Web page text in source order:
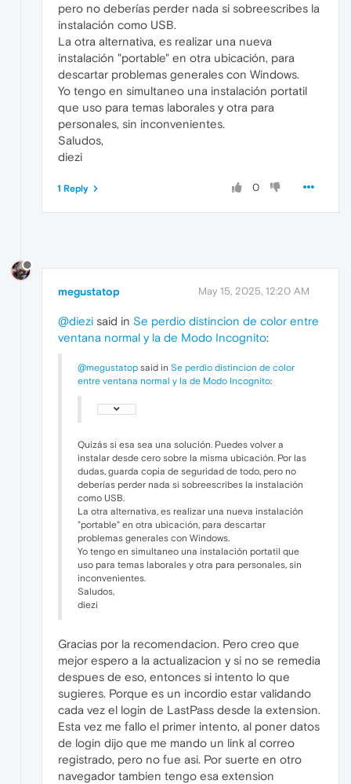
pero no deberías perder nada si sobreescribes la
instalación como USB.
La otra alternativa, es realizar una nueva
instalación "portable" en otra ubicación, para
descartar problemas generales con Windows.
Yo tengo en simultaneo una instalación portatil
que uso para temas laborales y otra para
personales, sin inconvenientes.
Saludos,
diezi
0
1 Reply
megustatop May 15, 2025, 12:20 AM
@diezi said in Se perdio distincion de color entre
ventana normal y la de Modo Incognito:
@megustatop said in Se perdio distincion de color
entre ventana normal y la de Modo Incognito:
Quizás si esa sea una solución. Puedes volver a
instalar desde cero sobre la misma ubicación. Por las
dudas, guarda copia de seguridad de todo, pero no
deberías perder nada si sobreescribes la instalación
como USB.
La otra alternativa, es realizar una nueva instalación
"portable" en otra ubicación, para descartar
problemas generales con Windows.
Yo tengo en simultaneo una instalación portatil que
uso para temas laborales y otra para personales, sin
inconvenientes.
Saludos,
diezi
Gracias por la recomendacion. Pero creo que
mejor espero a la actualizacion y si no se remedia
despues de eso, entonces si intento lo que
sugieres. Porque es un incordio estar validando
cada vez el login de LastPass desde la extension.
Esta vez me fallo el primer intento, al poner datos
de login dijo que me mando un link al correo
registrado, pero no fue asi. Por suerte en otro
navegador tambien tengo esa extension